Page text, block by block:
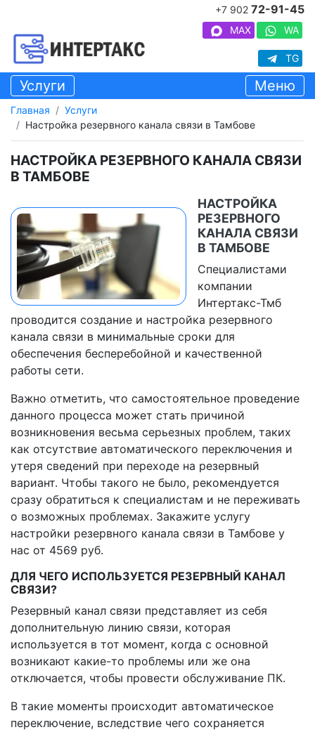
+7 902 72-91-45
MAX WA
TG
Услуги Меню
Главная
Услуги
Настройка резервного канала связи в Тамбове
НАСТРОЙКА РЕЗЕРВНОГО КАНАЛА СВЯЗИ
В ТАМБОВЕ
НАСТРОЙКА
РЕЗЕРВНОГО
КАНАЛА СВЯЗИ
В ТАМБОВЕ
Специалистами
компании
Интертакс-Тмб
проводится создание и настройка резервного
канала связи в минимальные сроки для
обеспечения бесперебойной и качественной
работы сети.
Важно отметить, что самостоятельное проведение
данного процесса может стать причиной
возникновения весьма серьезных проблем, таких
как отсутствие автоматического переключения и
утеря сведений при переходе на резервный
вариант. Чтобы такого не было, рекомендуется
сразу обратиться к специалистам и не переживать
о возможных проблемах. Закажите услугу
настройки резервного канала связи в Тамбове у
нас от 4569 руб.
ДЛЯ ЧЕГО ИСПОЛЬЗУЕТСЯ РЕЗЕРВНЫЙ КАНАЛ
СВЯЗИ?
Резервный канал связи представляет из себя
дополнительную линию связи, которая
используется в тот момент, когда с основной
возникают какие-то проблемы или же она
отключается, чтобы провести обслуживание ПК.
В такие моменты происходит автоматическое
переключение, вследствие чего сохраняется